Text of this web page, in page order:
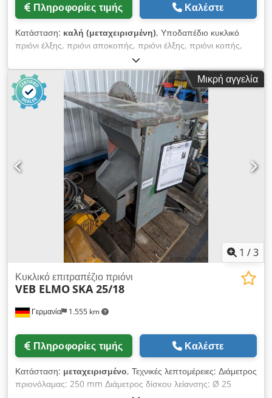
Πληροφορίες τιμής Καλέστε
Κατάσταση: καλή (μεταχειρισμένη), Υποδαπέδιο κυκλικό
πριόνι έλξης, πριόνι αποκοπής, πριόνι έλξης, πριόνι κοπής,
πριόνι διαμόρφωσης, τραπεζοειδές κυκλικό πριόνι, κυκλικό
πριόνι, πριόνι ακριβείας - Κατασκευαστής: Rapid, τραπεζοειδές
κυκλικό πριόνι μονάδας πριονιού με κλίση έως 45° - Τύπος: Pk
100 Dcedpfx Asm Sk Hyecaok - Ισχύς κινητήρα: 2,5 kW / 2850
σ.α.λ. - Δίσκος πριονιού: Ø 250 mm (μέγ. Ø 300 mm) - Ύψος
κοπής: 70 mm (μέγ. περ. 100 mm) - Πλάτος κοπής: 345 mm -
Λοξή κοπή: έως 45° - Απορρόφηση ροκανιδιών: με βαλβίδα
απομόνωσης για σύνδεση σε κεντρικό σύστημα απορρόφησης
- Διαστάσεις: 1020/850/Υ1300 mm - Βάρος: 188 kg
Μικρή αγγελία
1 /3
Γερμανία 1.555 km
Κυκλικό επιτραπέζιο πριόνι
VEB ELMOSKA 25/18
Πληροφορίες τιμής Καλέστε
Κατάσταση: μεταχειρισμένο, Τεχνικές λεπτομέρειες: Διάμετρος
πριονόλαμας: 250 mm Διάμετρος δίσκου λείανσης: Ø 25